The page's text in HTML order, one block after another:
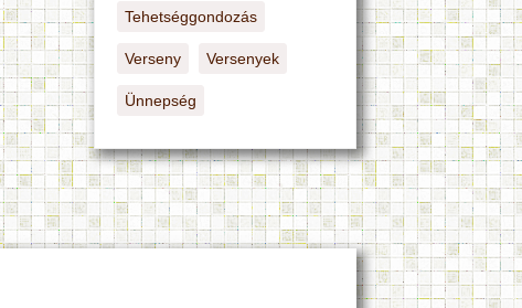
Tehetséggondozás
Verseny Versenyek
Ünnepség